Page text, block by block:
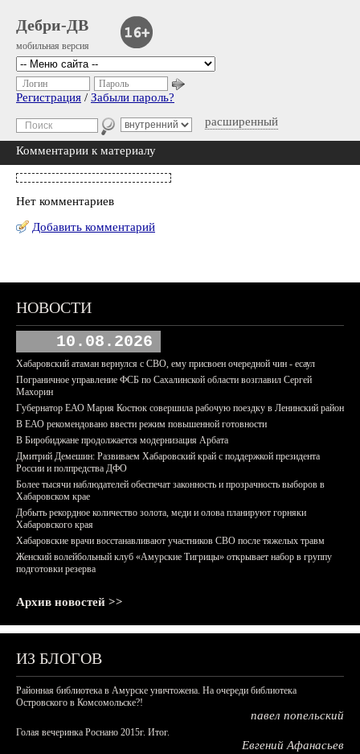
Дебри-ДВ
мобильная версия
расширенный
Логин Пароль
Регистрация / Забыли пароль?
Комментарии к материалу
Нет комментариев
Добавить комментарий
НОВОСТИ
10.08.2026
Хабаровский атаман вернулся с СВО, ему присвоен очередной чин - есаул
Пограничное управление ФСБ по Сахалинской области возглавил Сергей
Махорин
Губернатор ЕАО Мария Костюк совершила рабочую поездку в Ленинский район
В ЕАО рекомендовано ввести режим повышенной готовности
В Биробиджане продолжается модернизация Арбата
Дмитрий Демешин: Развиваем Хабаровский край с поддержкой президента
России и полпредства ДФО
Более тысячи наблюдателей обеспечат законность и прозрачность выборов в
Хабаровском крае
Добыть рекордное количество золота, меди и олова планируют горняки
Хабаровского края
Хабаровские врачи восстанавливают участников СВО после тяжелых травм
Женский волейбольный клуб «Амурские Тигрицы» открывает набор в группу
подготовки резерва
Архив новостей >>
ИЗ БЛОГОВ
Районная библиотека в Амурске уничтожена. На очереди библиотека
Островского в Комсомольске?!
павел попельский
Голая вечеринка Роснано 2015г. Итог.
Евгений Афанасьев